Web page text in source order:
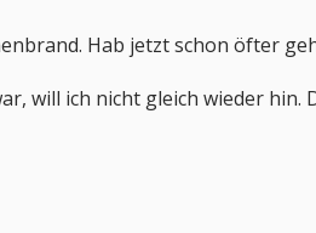
Hab jetzt schon öfter
will ich nicht gleich wieder hin.